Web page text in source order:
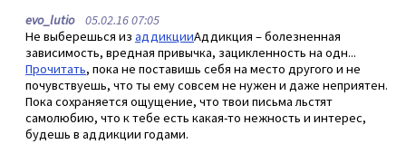
evo_lutio05.02.16 07:05
Не выберешься из аддикцииАддикция – болезненная
зависимость, вредная привычка, зацикленность на одн...
Прочитать, пока не поставишь себя на место другого и не
почувствуешь, что ты ему совсем не нужен и даже неприятен.
Пока сохраняется ощущение, что твои письма льстят
самолюбию, что к тебе есть какая-то нежность и интерес,
будешь в аддикции годами.